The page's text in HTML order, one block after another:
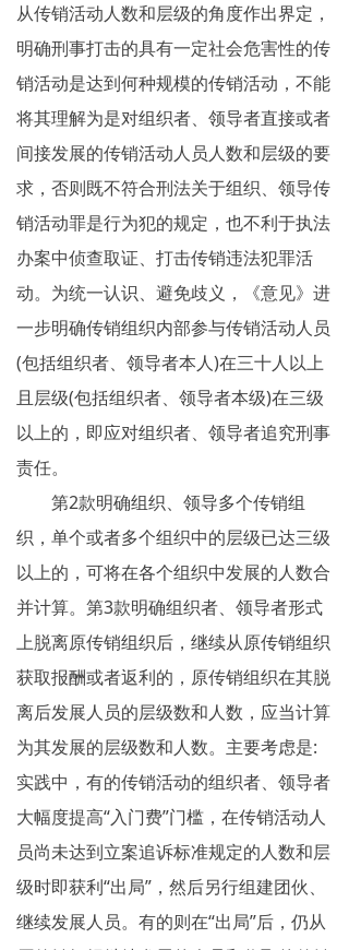
从传销活动人数和层级的角度作出界定，
明确刑事打击的具有一定社会危害性的传
销活动是达到何种规模的传销活动，不能
将其理解为是对组织者、领导者直接或者
间接发展的传销活动人员人数和层级的要
求，否则既不符合刑法关于组织、领导传
销活动罪是行为犯的规定，也不利于执法
办案中侦查取证、打击传销违法犯罪活
动。为统一认识、避免歧义，《意见》进
一步明确传销组织内部参与传销活动人员
(包括组织者、领导者本人)在三十人以上
且层级(包括组织者、领导者本级)在三级
以上的，即应对组织者、领导者追究刑事
责任。
第2款明确组织、领导多个传销组
织，单个或者多个组织中的层级已达三级
以上的，可将在各个组织中发展的人数合
并计算。第3款明确组织者、领导者形式
上脱离原传销组织后，继续从原传销组织
获取报酬或者返利的，原传销组织在其脱
离后发展人员的层级数和人数，应当计算
为其发展的层级数和人数。主要考虑是:
实践中，有的传销活动的组织者、领导者
大幅度提高“入门费”门槛，在传销活动人
员尚未达到立案追诉标准规定的人数和层
级时即获利“出局”，然后另行组建团伙、
继续发展人员。有的则在“出局”后，仍从